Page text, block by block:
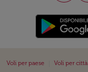
Voli per paese Voli per città